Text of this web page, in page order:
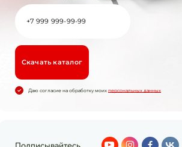
Cкачать каталог
Даю согласие на обработку моих персональных данных
Подписывайтесь